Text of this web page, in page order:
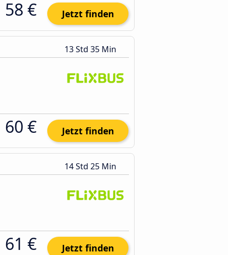
58 € Jetzt finden
13 Std 35 Min
60 € Jetzt finden
14 Std 25 Min
61 € Jetzt finden